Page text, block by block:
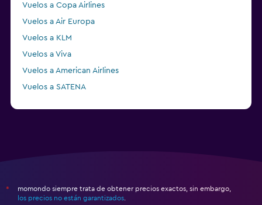
Vuelos a Copa Airlines
Vuelos a Air Europa
Vuelos a KLM
Vuelos a Viva
Vuelos a American Airlines
Vuelos a SATENA
*
momondo siempre trata de obtener precios exactos, sin embargo,
los precios no están garantizados